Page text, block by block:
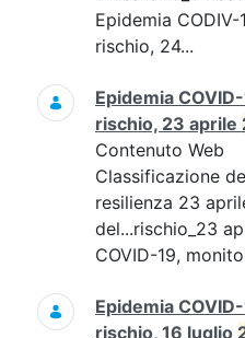
Epidemia
rischio, 24...
Epidemia
rischio, 23 aprile
Contenuto Web
Classificazione
resilienza 23
del...rischio_23
COVID-19,
Epidemia
rischio, 16 luglio